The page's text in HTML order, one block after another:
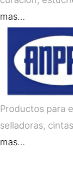
mas…
Productos para
selladoras,
mas…